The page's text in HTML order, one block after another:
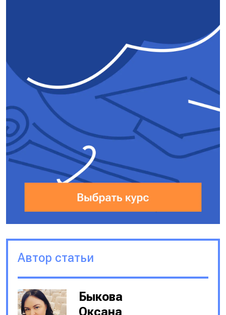
Автор статьи
Быкова
Оксана